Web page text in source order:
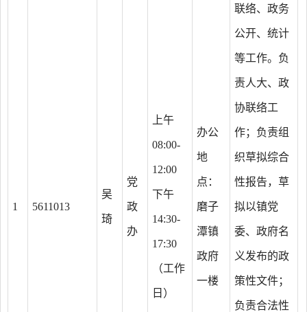
1 5611013
吴
琦
党
政
办
上午
08:00-
12:00
下午
14:30-
17:30
（工作
日）
办公
地
点：
磨子
潭镇
政府
一楼
联络、政务
公开、统计
等工作。负
责人大、政
协联络工
作；负责组
织草拟综合
性报告，草
拟以镇党
委、政府名
义发布的政
策性文件；
负责合法性